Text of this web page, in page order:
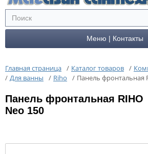
Меню | Контакты
Главная страница / Каталог товаров /
/ Для ванны / Riho / Панель фронтальная
Панель фронтальная RIHO
Neo 150